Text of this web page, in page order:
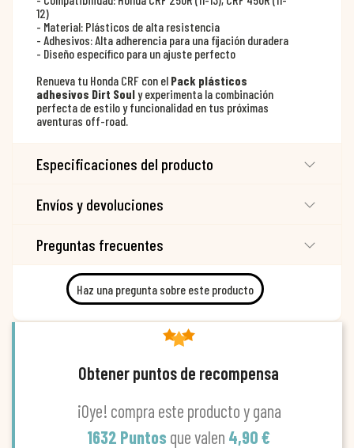
12)
- Material: Plásticos de alta resistencia
- Adhesivos: Alta adherencia para una fijación duradera
- Diseño específico para un ajuste perfecto
Renueva tu Honda CRF con el Pack plásticos
adhesivos Dirt Souly experimenta la combinación
perfecta de estilo y funcionalidad en tus próximas
aventuras off-road.
Especificaciones del producto
Envíos y devoluciones
Preguntas frecuentes
Haz una pregunta sobre este producto
Obtener puntos de recompensa
¡Oye! compra este producto y gana
1632 Puntos que valen 4,90 €